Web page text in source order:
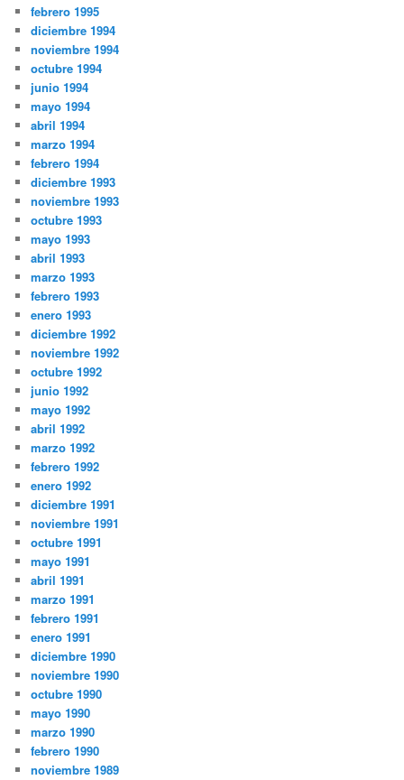
febrero 1995
diciembre 1994
noviembre 1994
octubre 1994
junio 1994
mayo 1994
abril 1994
marzo 1994
febrero 1994
diciembre 1993
noviembre 1993
octubre 1993
mayo 1993
abril 1993
marzo 1993
febrero 1993
enero 1993
diciembre 1992
noviembre 1992
octubre 1992
junio 1992
mayo 1992
abril 1992
marzo 1992
febrero 1992
enero 1992
diciembre 1991
noviembre 1991
octubre 1991
mayo 1991
abril 1991
marzo 1991
febrero 1991
enero 1991
diciembre 1990
noviembre 1990
octubre 1990
mayo 1990
marzo 1990
febrero 1990
noviembre 1989